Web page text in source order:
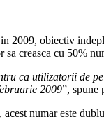
2009, obiectiv
creasca cu 50%
ca utilizatorii de
2009”, spune
numar este